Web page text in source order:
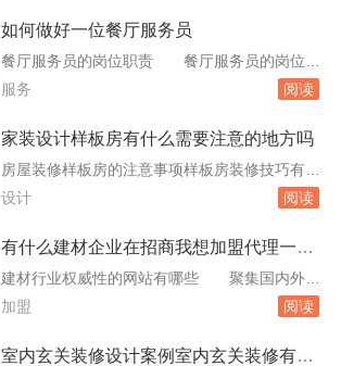
好的综合性能，比如耐溶剂、耐油类、耐弱酸碱
塑料瓶、塑料杯等。PP材料又叫聚丙烯，一种白
色蜡状材料，外观透明而轻，有无色、无。...
如何做好一位餐厅服务员
餐厅服务员的岗位职责 餐厅服务员的岗位职
责主要包括以下几个方面：准备工作：整理好仪
从餐厅领班的领导和指挥，认真、快速的完成工
来宾有无其他特殊要求，做好针对个性化服务工
作。正式开餐前，按照领班安排认真做。餐厅服
服务 阅读
家装设计样板房有什么需要注意的地方吗
房屋装修样板房的注意事项样板房装修技巧有什
么 并不需要很亮的光线，但在其他的日常居
事项是什么，在装修的时候要注意水电路的设
以免浪费线路，而且也会有很大的隐患，这些需
要注意的装修事项一定不要忽视。样板房装修技
设计 阅读
有什么建材企业在招商我想加盟代理一个
好点的牌子
建材行业权威性的网站有哪些 聚集国内外5
千多家地板企业，数万个地板代理加盟商，精准
品、精美的地板图片和甚么是地板装修案例；建
加盟 阅读
室内玄关装修设计案例室内玄关装修有什